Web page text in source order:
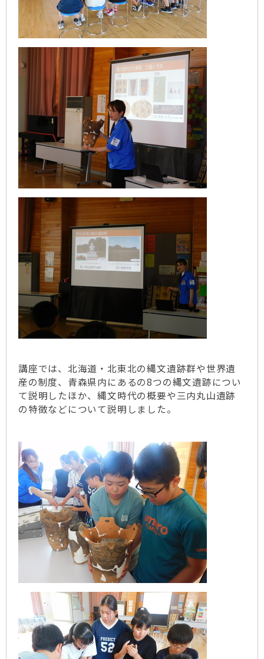
講座では、北海道・北東北の縄文遺跡群や世界遺
産の制度、青森県内にあるの8つの縄文遺跡につい
て説明したほか、縄文時代の概要や三内丸山遺跡
の特徴などについて説明しました。